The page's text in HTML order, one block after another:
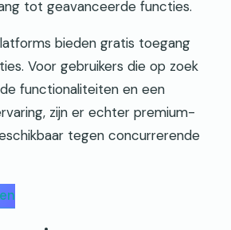
tot geavanceerde functies.
bieden gratis toegang
Voor gebruikers die op zoek
functionaliteiten en een
zijn er echter premium-
tegen concurrerende